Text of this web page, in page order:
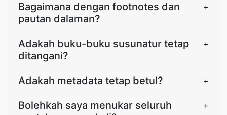
Bagaimana dengan footnotes dan
pautan dalaman?
+
Adakah buku-buku susunatur tetap
ditangani?
+
Adakah metadata tetap betul? +
Bolehkah saya menukar seluruh
+